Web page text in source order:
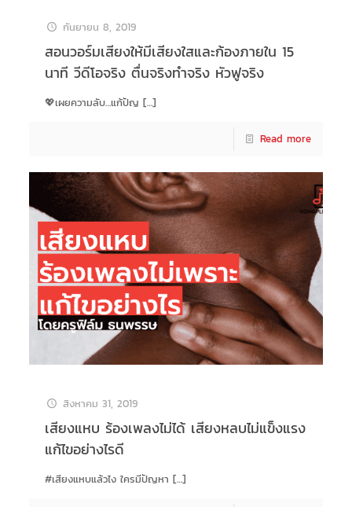
กันยายน 8, 2019
สอนวอร์มเสียงให้มีเสียงใสและก้องภายใน 15
นาที วีดีโอจริง ตื่นจริงทำจริง หัวฟูจริง
💖เผยความลับ…แก้ปัญ […]
Read more
สิงหาคม 31, 2019
เสียงแหบ ร้องเพลงไม่ได้ เสียงหลบไม่แข็งแรง
แก้ไขอย่างไรดี
#เสียงแหบแล้วไง ใครมีปัญหา […]